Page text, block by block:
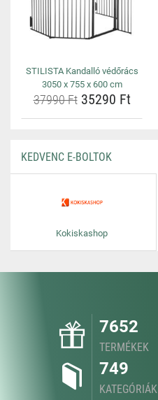
STILISTA Kandalló védőrács
3050 x 755 x 600 cm
37990 Ft35290 Ft
KEDVENC E-BOLTOK
Kokiskashop
7652
TERMÉKEK
749
KATEGÓRIÁK